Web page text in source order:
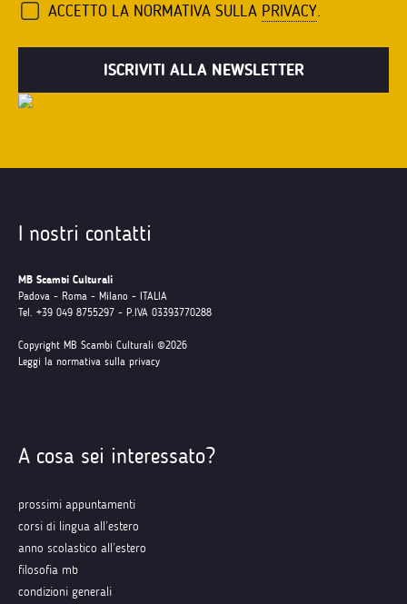
ACCETTO LA NORMATIVA SULLA PRIVACY.
I nostri contatti
MB Scambi Culturali
Padova - Roma - Milano - ITALIA
Tel. +39 049 8755297 - P.IVA 03393770288
Copyright MB Scambi Culturali ©2026
Leggi la normativa sulla privacy
A cosa sei interessato?
prossimi appuntamenti
corsi di lingua all’estero
anno scolastico all’estero
filosofia mb
condizioni generali